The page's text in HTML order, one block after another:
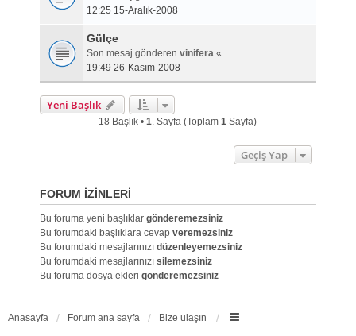
12:25 15-Aralık-2008
Gülçe
Son mesaj gönderen vinifera«
19:49 26-Kasım-2008
Yeni Başlık
18 Başlık •1. Sayfa (Toplam1 Sayfa)
Geçiş Yap
FORUM IZINLERI
Bu foruma yeni başlıklar gönderemezsiniz
Bu forumdaki başlıklara cevap veremezsiniz
Bu forumdaki mesajlarınızı düzenleyemezsiniz
Bu forumdaki mesajlarınızı silemezsiniz
Bu foruma dosya ekleri gönderemezsiniz
Anasayfa Forum ana sayfa Bize ulaşın